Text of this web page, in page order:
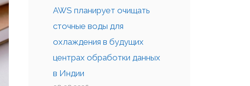
AWS планирует очищать
сточные воды для
охлаждения в будущих
центрах обработки данных
в Индии